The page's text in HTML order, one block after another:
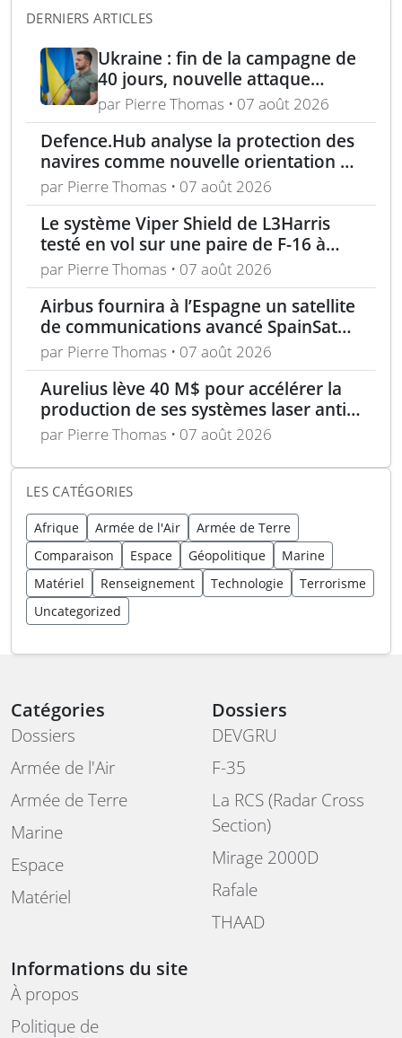
DERNIERS ARTICLES
Ukraine : fin de la campagne de
40 jours, nouvelle attaque
contre Wildberries et
élimination d’un général russe à
Moscou
par Pierre Thomas • 07 août 2026
Defence.Hub analyse la protection des
navires comme nouvelle orientation du
système MACS
par Pierre Thomas • 07 août 2026
Le système Viper Shield de L3Harris
testé en vol sur une paire de F-16 à
Edwards AFB
par Pierre Thomas • 07 août 2026
Airbus fournira à l’Espagne un satellite
de communications avancé SpainSat
NG-III
par Pierre Thomas • 07 août 2026
Aurelius lève 40 M$ pour accélérer la
production de ses systèmes laser anti-
drones
par Pierre Thomas • 07 août 2026
LES CATÉGORIES
Afrique Armée de l'Air
Armée de Terre
Comparaison
Espace Géopolitique
Marine
Matériel
Renseignement Technologie
Terrorisme
Uncategorized
Catégories
Dossiers
Armée de l'Air
Armée de Terre
Marine
Espace
Matériel
Dossiers
DEVGRU
F-35
La RCS (Radar Cross
Section)
Mirage 2000D
Rafale
THAAD
Informations du site
À propos
Politique de